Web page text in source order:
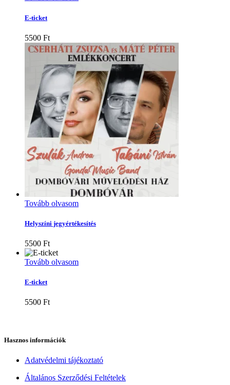
E-ticket
5500 Ft
Tovább olvasom
Helyszíni jegyértékesítés
5500 Ft
Tovább olvasom
E-ticket
5500 Ft
Hasznos információk
Adatvédelmi tájékoztató
Általános Szerződési Feltételek